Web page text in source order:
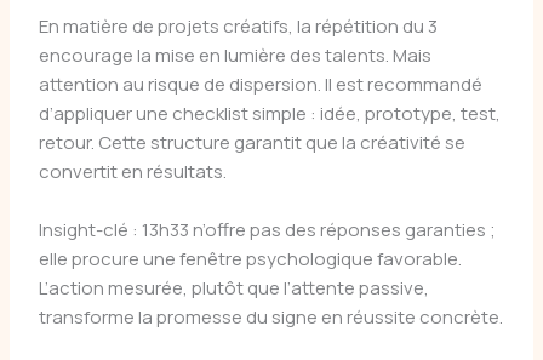
En matière de projets créatifs, la répétition du 3
encourage la mise en lumière des talents. Mais
attention au risque de dispersion. Il est recommandé
d’appliquer une checklist simple : idée, prototype, test,
retour. Cette structure garantit que la créativité se
convertit en résultats.
Insight-clé : 13h33 n’offre pas des réponses garanties ;
elle procure une fenêtre psychologique favorable.
L’action mesurée, plutôt que l’attente passive,
transforme la promesse du signe en réussite concrète.